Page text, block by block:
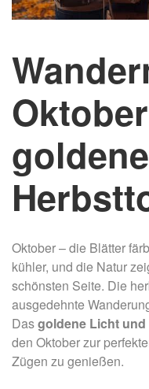
goldene
Oktober – die Blätter
kühler, und die Natur
schönsten Seite. Die
ausgedehnte
Dasgoldene Licht
den Oktober zur
Zügen zu genießen.